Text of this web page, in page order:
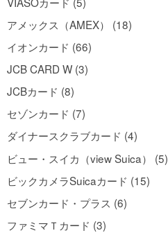
アメックス（AMEX） (18)
イオンカード (66)
JCB CARD W (3)
JCBカード (8)
セゾンカード (7)
ダイナースクラブカード (4)
ビュー・スイカ（view Suica） (5)
ビックカメラSuicaカード (15)
セブンカード・プラス (6)
ファミマＴカード (3)